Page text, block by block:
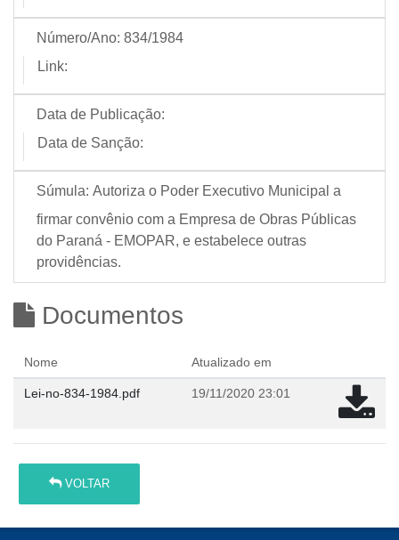
Número/Ano: 834/1984
Link:
Data de Publicação:
Data de Sanção:
Súmula: Autoriza o Poder Executivo Municipal a
firmar convênio com a Empresa de Obras Públicas
do Paraná - EMOPAR, e estabelece outras
providências.
Documentos
Nome Atualizado em
Lei-no-834-1984.pdf 19/11/2020 23:01
VOLTAR